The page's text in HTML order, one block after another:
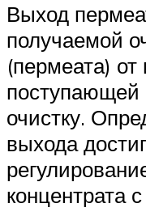
Выход
получаемой
(пермеата)
очистку.
выхода
концентрата